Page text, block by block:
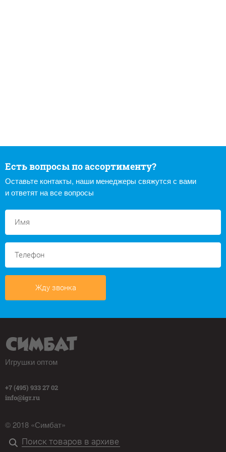
Есть вопросы по ассортименту?
Оставьте контакты, наши менеджеры свяжутся с вами
и ответят на все вопросы
Жду звонка
Игрушки оптом
+7 (495) 933 27 02
info@igr.ru
© 2018 «Симбат»